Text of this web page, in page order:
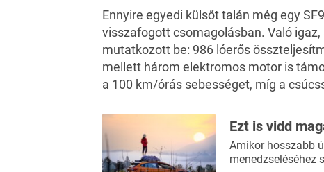
Ennyire egyedi külsőt talán még egy
visszafogott csomagolásban. Való
mutatkozott be: 986 lóerős
mellett három elektromos motor is
a 100 km/órás sebességet, míg a
Ezt is vidd
Amikor hosszabb
menedzseléséhez